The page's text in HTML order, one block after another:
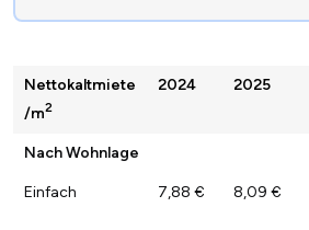
Nettokaltmiete
/m2
2024 2025
Nach Wohnlage
Einfach 7,88 € 8,09 €